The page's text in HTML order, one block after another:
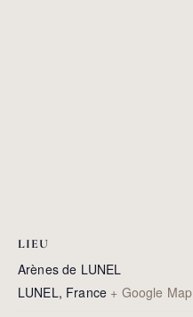
LIEU
Arènes de LUNEL
LUNEL, France + Google Map